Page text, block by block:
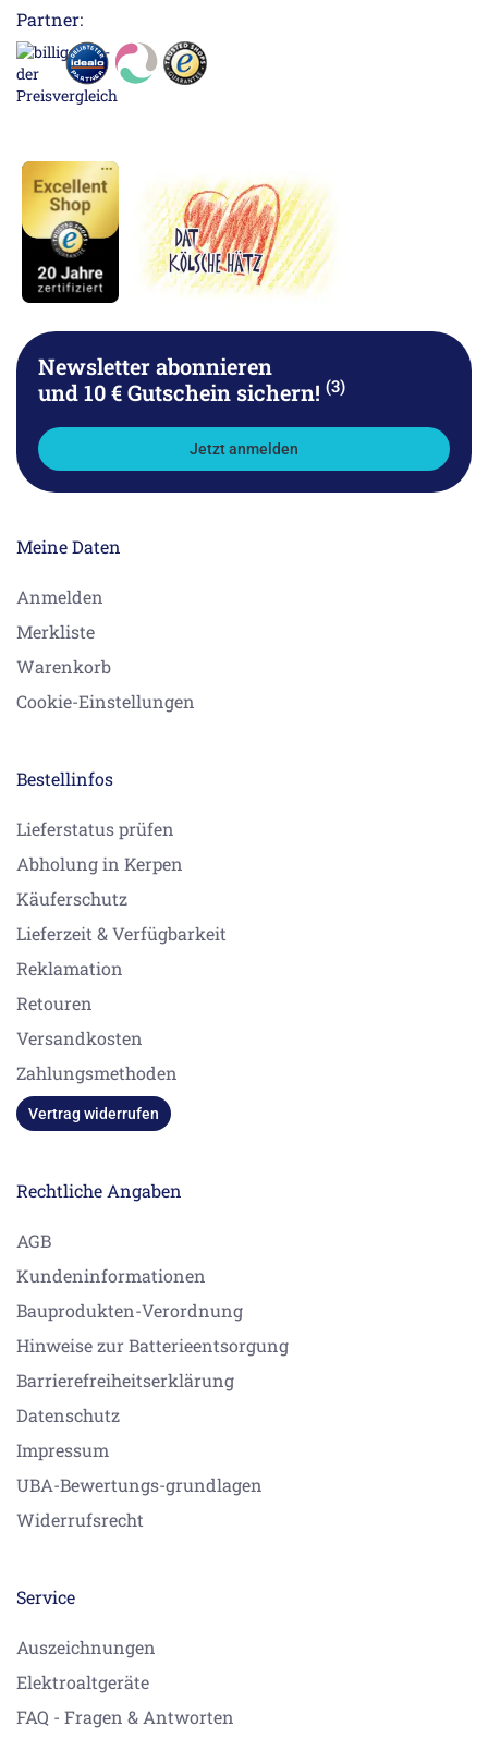
Partner:
Newsletter abonnieren
und 10 € Gutschein sichern! (3)
Jetzt anmelden
Meine Daten
Anmelden
Merkliste
Warenkorb
Cookie-Einstellungen
Bestellinfos
Lieferstatus prüfen
Abholung in Kerpen
Käuferschutz
Lieferzeit & Verfügbarkeit
Reklamation
Retouren
Versandkosten
Zahlungsmethoden
Vertrag widerrufen
Rechtliche Angaben
AGB
Kundeninformationen
Bauprodukten-Verordnung
Hinweise zur Batterieentsorgung
Barrierefreiheitserklärung
Datenschutz
Impressum
UBA-Bewertungs-grundlagen
Widerrufsrecht
Service
Auszeichnungen
Elektroaltgeräte
FAQ - Fragen & Antworten